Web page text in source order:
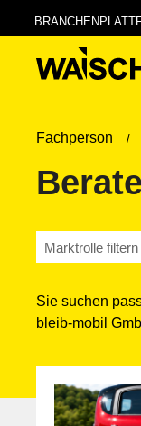
Fachperson
Marktrolle filtern
Sie suchen
bleib-mobil